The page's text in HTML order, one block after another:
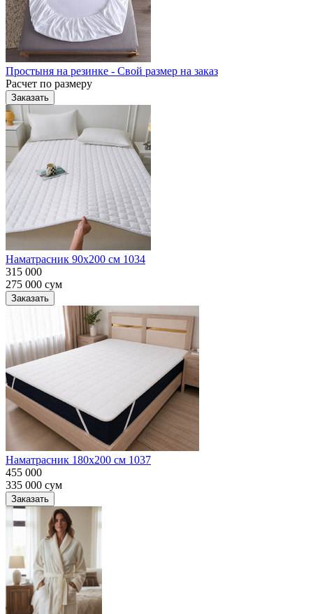
Простыня на резинке - Свой размер на заказ
Расчет по размеру
Заказать
Наматрасник 90х200 см 1034
315 000
275 000 сум
Заказать
Наматрасник 180х200 см 1037
455 000
335 000 сум
Заказать